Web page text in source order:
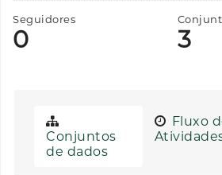
Seguidores
0 3
Conjuntos
de dados
Fluxo